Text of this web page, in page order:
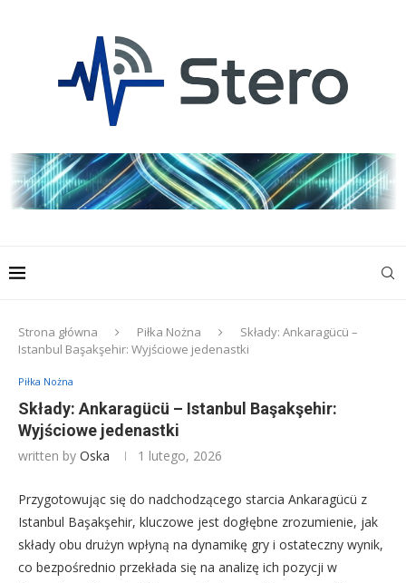
Strona główna Piłka Nożna
Składy: Ankaragücü –
Istanbul Başakşehir: Wyjściowe jedenastki
Piłka Nożna
Składy: Ankaragücü – Istanbul Başakşehir:
Wyjściowe jedenastki
written by Oska 1 lutego, 2026
Przygotowując się do nadchodzącego starcia Ankaragücü z
Istanbul Başakşehir, kluczowe jest dogłębne zrozumienie, jak
składy obu drużyn wpłyną na dynamikę gry i ostateczny wynik,
co bezpośrednio przekłada się na analizę ich pozycji w